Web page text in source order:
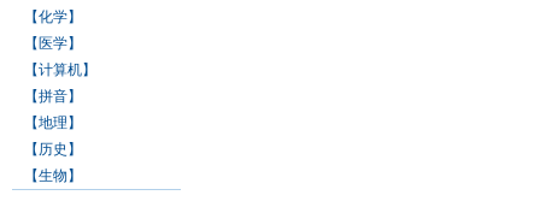
【化学】
【医学】
【计算机】
【拼音】
【地理】
【历史】
【生物】